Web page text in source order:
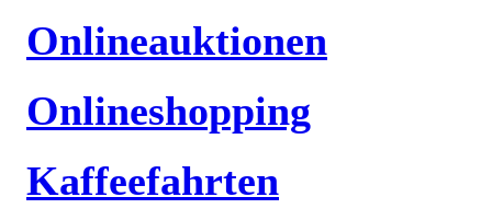
Onlineauktionen
Onlineshopping
Kaffeefahrten